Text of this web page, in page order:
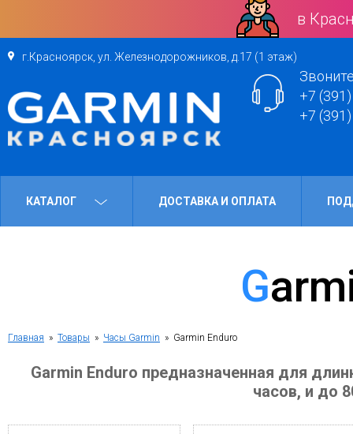
в
г.Красноярск, ул. Железнодорожников, д.17 (1 этаж)
+7
+7
КАТАЛОГ ДОСТАВКА И ОПЛАТА
Главная » Товары » Часы Garmin » Garmin Enduro
Garmin Enduro предназначенная для
часов, и до